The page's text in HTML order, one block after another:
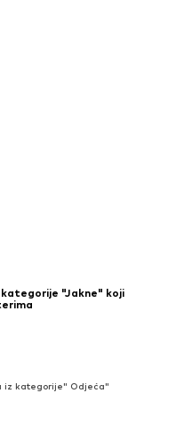
"Jakne" koji
iz kategorije" Odjeća"